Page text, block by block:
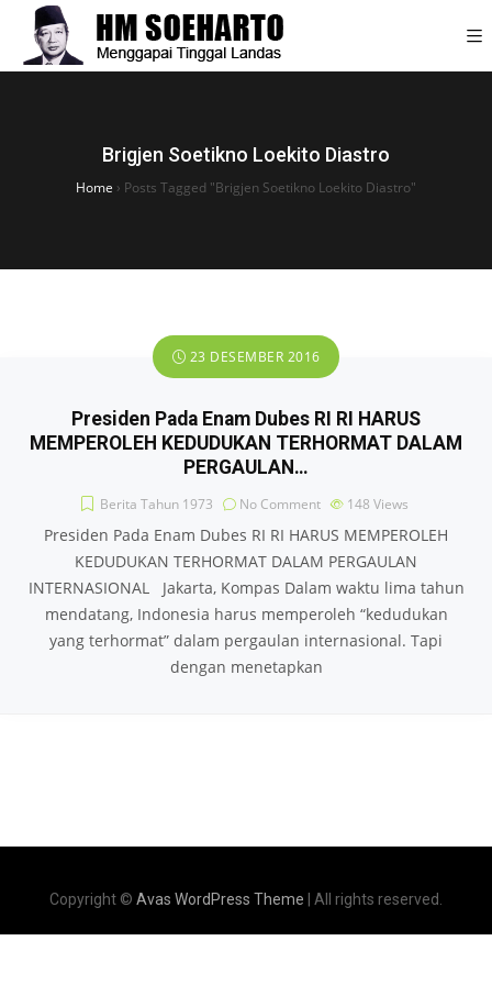
Brigjen Soetikno Loekito Diastro
Home › Posts Tagged "Brigjen Soetikno Loekito Diastro"
23 DESEMBER 2016
Presiden Pada Enam Dubes RI RI HARUS
MEMPEROLEH KEDUDUKAN TERHORMAT DALAM
PERGAULAN…
Berita Tahun 1973 No Comment 148 Views
Presiden Pada Enam Dubes RI RI HARUS MEMPEROLEH
KEDUDUKAN TERHORMAT DALAM PERGAULAN
INTERNASIONAL Jakarta, Kompas Dalam waktu lima tahun
mendatang, Indonesia harus memperoleh “kedudukan
yang terhormat” dalam pergaulan internasional. Tapi
dengan menetapkan
Copyright © Avas WordPress Theme | All rights reserved.